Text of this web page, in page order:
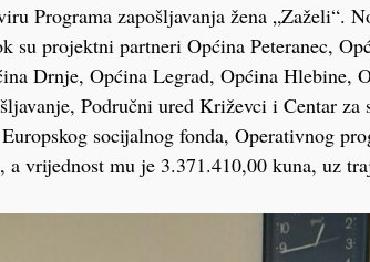
Programa zapošljavanja žena „Zaželi“.
su projektni partneri Općina Peteranec,
Drnje, Općina Legrad, Općina Hlebine,
Područni ured Križevci i Centar
socijalnog fonda, Operativnog
vrijednost mu je 3.371.410,00 kuna, uz